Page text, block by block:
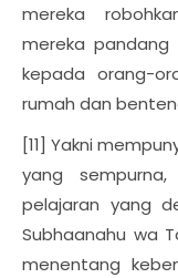
mereka
mereka pandang
kepada orang-
rumah dan
[11] Yakni
yang
pelajaran yang
Subhaanahu wa
menentang